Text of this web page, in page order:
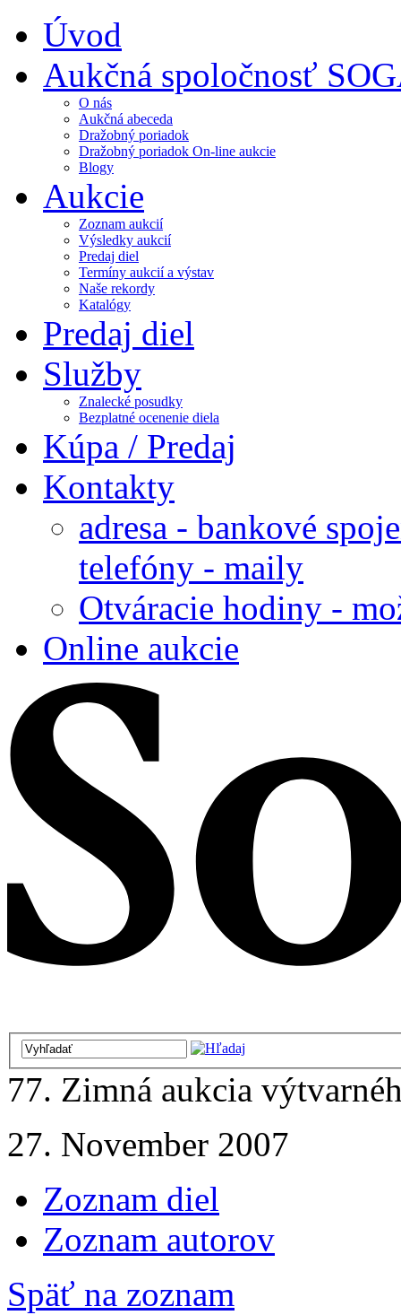
Úvod
Aukčná spoločnosť
O nás
Aukčná abeceda
Dražobný poriadok
Dražobný poriadok On-line aukcie
Blogy
Aukcie
Zoznam aukcií
Výsledky aukcií
Predaj diel
Termíny aukcií a výstav
Naše rekordy
Katalógy
Predaj diel
Služby
Znalecké posudky
Bezplatné ocenenie diela
Kúpa / Predaj
Kontakty
adresa - bankové
telefóny - maily
Otváracie hodiny -
Online aukcie
77. Zimná aukcia
27. November 2007
Zoznam diel
Zoznam autorov
Späť na zoznam